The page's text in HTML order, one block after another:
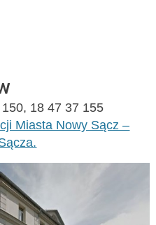
18 47 37 155
Miasta Nowy Sącz –